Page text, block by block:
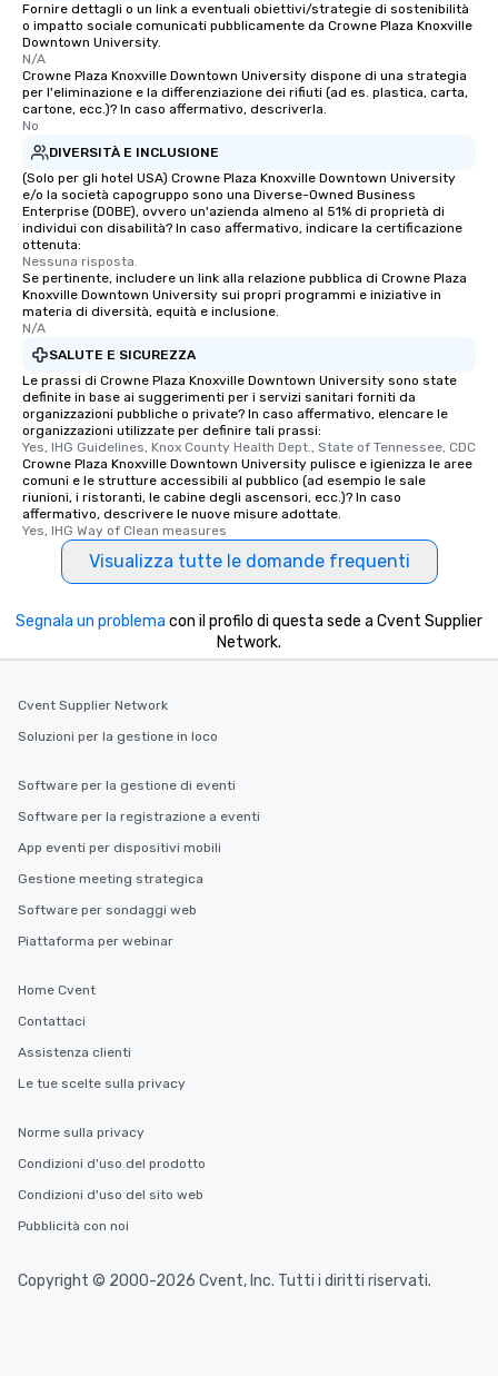
Fornire dettagli o un link a eventuali obiettivi/strategie di sostenibilità
o impatto sociale comunicati pubblicamente da Crowne Plaza Knoxville
Downtown University.
N/A
Crowne Plaza Knoxville Downtown University dispone di una strategia
per l'eliminazione e la differenziazione dei rifiuti (ad es. plastica, carta,
cartone, ecc.)? In caso affermativo, descriverla.
No
DIVERSITÀ E INCLUSIONE
(Solo per gli hotel USA) Crowne Plaza Knoxville Downtown University
e/o la società capogruppo sono una Diverse-Owned Business
Enterprise (DOBE), ovvero un'azienda almeno al 51% di proprietà di
individui con disabilità? In caso affermativo, indicare la certificazione
ottenuta:
Nessuna risposta.
Se pertinente, includere un link alla relazione pubblica di Crowne Plaza
Knoxville Downtown University sui propri programmi e iniziative in
materia di diversità, equità e inclusione.
N/A
SALUTE E SICUREZZA
Le prassi di Crowne Plaza Knoxville Downtown University sono state
definite in base ai suggerimenti per i servizi sanitari forniti da
organizzazioni pubbliche o private? In caso affermativo, elencare le
organizzazioni utilizzate per definire tali prassi:
Yes, IHG Guidelines, Knox County Health Dept., State of Tennessee, CDC
Crowne Plaza Knoxville Downtown University pulisce e igienizza le aree
comuni e le strutture accessibili al pubblico (ad esempio le sale
riunioni, i ristoranti, le cabine degli ascensori, ecc.)? In caso
affermativo, descrivere le nuove misure adottate.
Yes, IHG Way of Clean measures
Visualizza tutte le domande frequenti
Segnala un problema con il profilo di questa sede a Cvent Supplier
Network.
Cvent Supplier Network
Soluzioni per la gestione in loco
Software per la gestione di eventi
Software per la registrazione a eventi
App eventi per dispositivi mobili
Gestione meeting strategica
Software per sondaggi web
Piattaforma per webinar
Home Cvent
Contattaci
Assistenza clienti
Le tue scelte sulla privacy
Norme sulla privacy
Condizioni d'uso del prodotto
Condizioni d'uso del sito web
Pubblicità con noi
Copyright © 2000-2026 Cvent, Inc. Tutti i diritti riservati.